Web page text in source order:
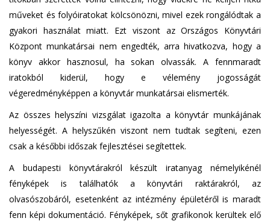
műveket és folyóiratokat kölcsönözni, mivel ezek rongálódtak a
gyakori használat miatt. Ezt viszont az Országos Könyvtári
Központ munkatársai nem engedték, arra hivatkozva, hogy a
könyv akkor hasznosul, ha sokan olvassák. A fennmaradt
iratokból kiderül, hogy e vélemény jogosságát
végeredményképpen a könyvtár munkatársai elismerték.
Az összes helyszíni vizsgálat igazolta a könyvtár munkájának
helyességét. A helyszűkén viszont nem tudtak segíteni, ezen
csak a későbbi időszak fejlesztései segítettek.
A budapesti könyvtárakról készült iratanyag némelyikénél
fényképek is találhatók a könyvtári raktárakról, az
olvasószobáról, esetenként az intézmény épületéről is maradt
fenn képi dokumentáció. Fényképek, sőt grafikonok kerültek elő